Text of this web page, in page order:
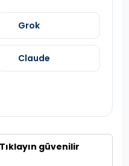
Grok
Claude
güvenilir